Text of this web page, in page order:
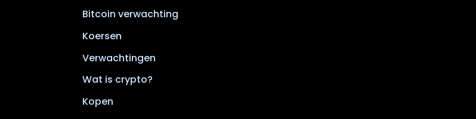
Bitcoin verwachting
Koersen
Verwachtingen
Wat is crypto?
Kopen